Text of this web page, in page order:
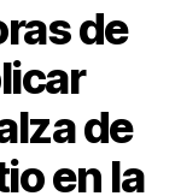
de
de
en la